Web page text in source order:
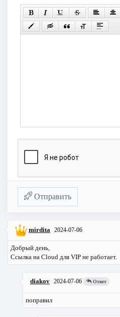
Отправить
mirdita 2024-07-06
Добрый день,
Ссылка на Cloud для VIP не работает.
diakov 2024-07-06 Ответ
поправил